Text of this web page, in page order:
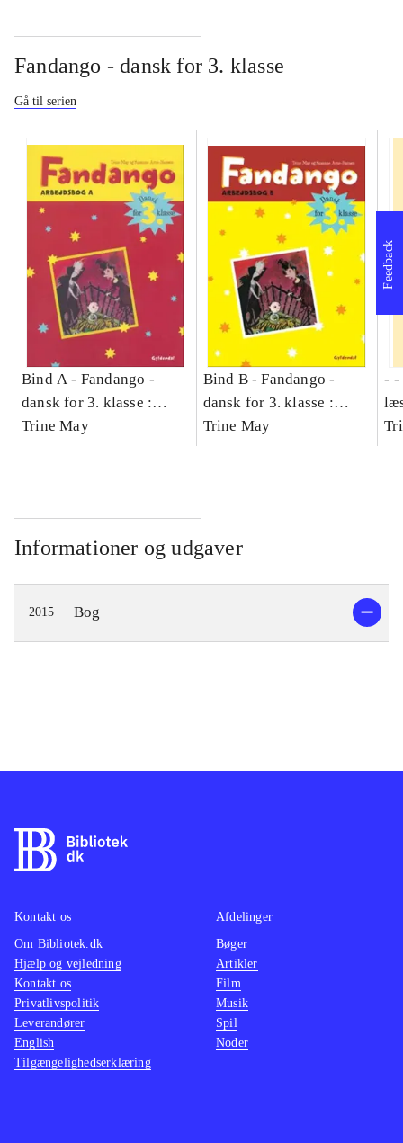
Fandango - dansk for 3. klasse
Gå til serien
Bind A - Fandango -
dansk for 3. klasse :
grundbog -- Arbejdsbog.
Trine May
Bind B -Fandango -
dansk for 3. klasse :
grundbog -- Arbejdsbog.
Trine May
- -
-
Informationer og udgaver
2015 Bog
Feedback
Kontakt os
Om Bibliotek.dk
Hjælp og vejledning
Kontakt os
Privatlivspolitik
Leverandører
English
Tilgængelighedserklæring
Afdelinger
Bøger
Artikler
Film
Musik
Spil
Noder